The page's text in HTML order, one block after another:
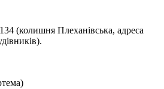
(колишня Плеханівська, адреса